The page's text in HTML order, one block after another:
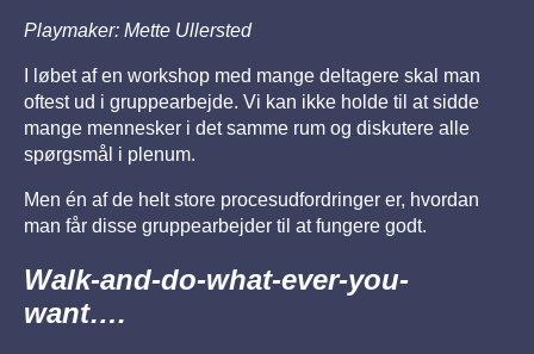
Playmaker: Mette Ullersted
I løbet af en workshop med mange deltagere skal man
oftest ud i gruppearbejde. Vi kan ikke holde til at sidde
mange mennesker i det samme rum og diskutere alle
spørgsmål i plenum.
Men én af de helt store procesudfordringer er, hvordan
man får disse gruppearbejder til at fungere godt.
Walk-and-do-what-ever-you-
want….